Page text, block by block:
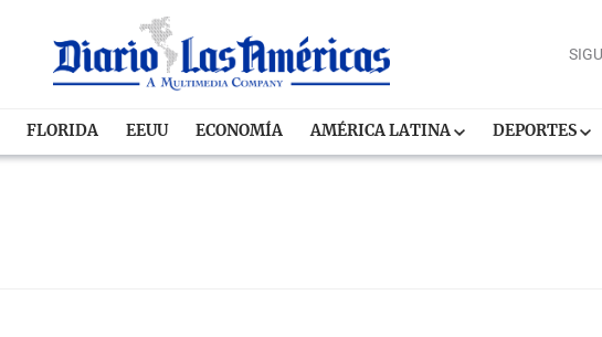
FLORIDA EEUU ECONOMÍA AMÉRICA LATINA DEPORTES